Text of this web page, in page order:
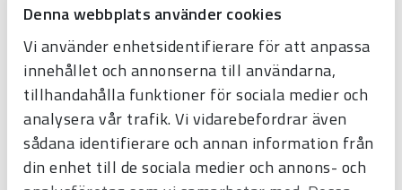
Denna webbplats använder cookies
Vi använder enhetsidentifierare för att anpassa
innehållet och annonserna till användarna,
tillhandahålla funktioner för sociala medier och
analysera vår trafik. Vi vidarebefordrar även
sådana identifierare och annan information från
din enhet till de sociala medier och annons- och
E-post:info@westerstrand.se